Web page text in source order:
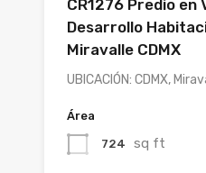
CR1276 Predio en
Desarrollo
Miravalle CDMX
UBICACIÓN: CDMX,
Área
724 sq ft